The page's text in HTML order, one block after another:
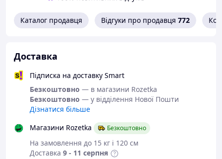
Підходить для заварювання:
жовтого чаю. Чайник Kamjove TP-120 дозволяє
заварювати листя кілька разів, зберігаючи яскравий
аромат і чистий настій.
Характеристики:
Об’єм зовнішньої ємності: 200 мл
Об’єм внутрішньої заварювальної колби: 90 мл
Матеріал корпусу: термостійке боросилікатне
Матеріал фільтра: нержавіюча сталь
Матеріал ручки й кришки: харчовий пластик
Каталог продавця Відгуки про продавця 772
Доставка
Підписка на доставку Smart
Безкоштовно — в магазини Rozetka
Безкоштовно — у відділення Нової Пошти
Дізнатися більше
Магазини Rozetka
Безкоштовно
На замовлення до 15 кг і 120 см
Доставка 9 - 11 серпня